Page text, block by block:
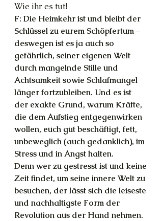
Wie ihr es tut!
F: Die Heimkehr ist und bleibt der
Schlüssel zu eurem Schöpfertum –
deswegen ist es ja auch so
gefährlich, seiner eigenen Welt
durch mangelnde Stille und
Achtsamkeit sowie Schlafmangel
länger fortzubleiben. Und es ist
der exakte Grund, warum Kräfte,
die dem Aufstieg entgegenwirken
wollen, euch gut beschäftigt, fett,
unbeweglich (auch gedanklich), im
Stress und in Angst halten.
Denn wer zu gestresst ist und keine
Zeit findet, um seine innere Welt zu
besuchen, der lässt sich die leiseste
und nachhaltigste Form der
Revolution aus der Hand nehmen.